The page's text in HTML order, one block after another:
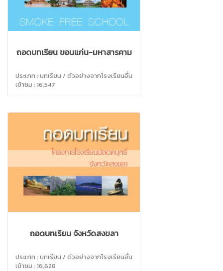
ถอดบทเรียน ขอนแก่น-มหาสารคาม
ประเภท : บทเรียน / ตัวอย่างจากโรงเรียนอื่น
เข้าชม : 16,547
ถอดบทเรียน จังหวัดสงขลา
ประเภท : บทเรียน / ตัวอย่างจากโรงเรียนอื่น
เข้าชม : 16,628